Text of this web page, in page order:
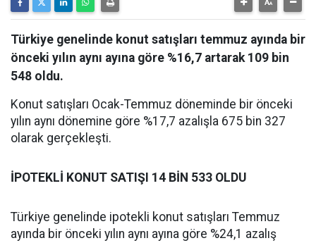
Türkiye genelinde konut satışları temmuz ayında bir
önceki yılın aynı ayına göre %16,7 artarak 109 bin
548 oldu.
Konut satışları Ocak-Temmuz döneminde bir önceki
yılın aynı dönemine göre %17,7 azalışla 675 bin 327
olarak gerçekleşti.
İPOTEKLİ KONUT SATIŞI 14 BİN 533 OLDU
Türkiye genelinde ipotekli konut satışları Temmuz
ayında bir önceki yılın aynı ayına göre %24,1 azalış